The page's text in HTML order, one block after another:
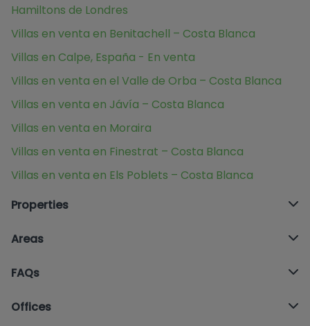
Hamiltons de Londres
Villas en venta en Benitachell – Costa Blanca
Villas en Calpe, España - En venta
Villas en venta en el Valle de Orba – Costa Blanca
Villas en venta en Jávía – Costa Blanca
Villas en venta en Moraira
Villas en venta en Finestrat – Costa Blanca
Villas en venta en Els Poblets – Costa Blanca
Properties
Areas
FAQs
Offices